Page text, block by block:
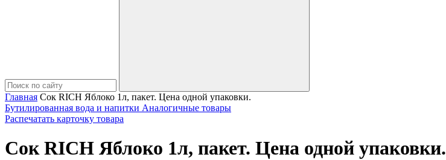
Главная Сок RICH Яблоко 1л, пакет. Цена одной упаковки.
Бутилированная вода и напитки Аналогичные товары
Распечатать карточку товара
Сок RICH Яблоко 1л, пакет. Цена одной упаковки.